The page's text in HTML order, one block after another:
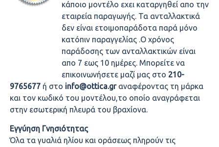
κάποιο μοντέλο εχει καταργηθεί απο την
εταιρεία παραγωγής. Τα ανταλλακτικά
δεν είναι ετοιμοπαράδοτα παρά μόνο
κατόπιν παραγγελίας .Ο χρόνος
παράδοσης των ανταλλακτικών είναι
απο 7 εως 10 ημέρες. Μπορείτε να
επικοινωνήσετε μαζί μας στο 210-
9765677 ή στο info@ottica.gr αναφέροντας τη μάρκα
και τον κωδικό του μοντέλου,το οποίο αναγράφεται
στην εσωτερική πλευρά του βραχίονα.
Εγγύηση Γνησιότητας
Όλα τα γυαλιά ηλίου και οράσεως πληρούν τις